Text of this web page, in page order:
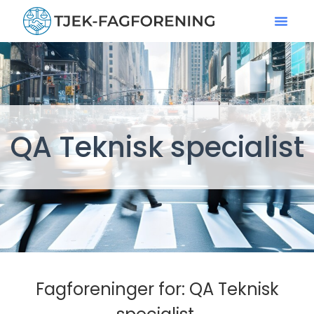
QA Teknisk specialist
Fagforeninger for: QA Teknisk